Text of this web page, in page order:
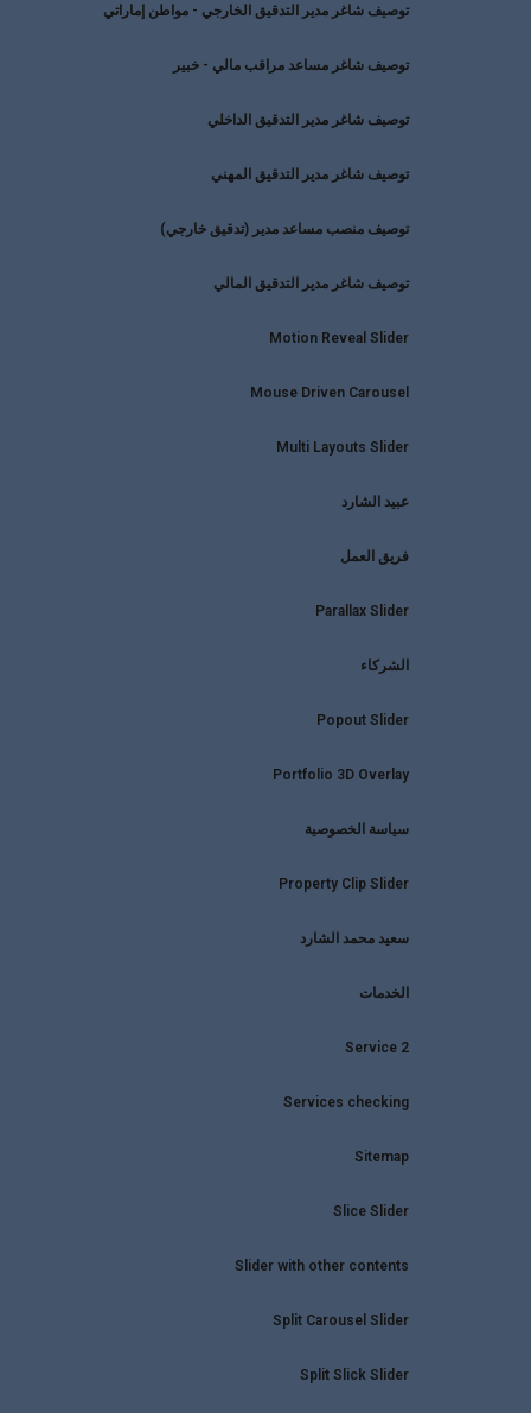
توصيف شاغر مدير التدقيق الخارجي - مواطن إماراتي
توصيف شاغر مساعد مراقب مالي - خبير
توصيف شاغر مدير التدقيق الداخلي
توصيف شاغر مدير التدقيق المهني
توصيف منصب مساعد مدير (تدقيق خارجي)
توصيف شاغر مدير التدقيق المالي
Motion Reveal Slider
Mouse Driven Carousel
Multi Layouts Slider
عبيد الشارد
فريق العمل
Parallax Slider
الشركاء
Popout Slider
Portfolio 3D Overlay
سياسة الخصوصية
Property Clip Slider
سعيد محمد الشارد
الخدمات
Service 2
Services checking
Sitemap
Slice Slider
Slider with other contents
Split Carousel Slider
Split Slick Slider